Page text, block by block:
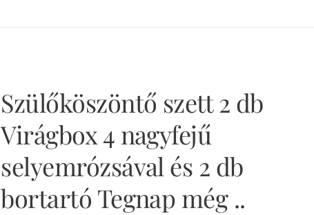
Szülőköszöntő szett 2 db
Virágbox 4 nagyfejű
selyemrózsával és 2 db
bortartó Tegnap még ..